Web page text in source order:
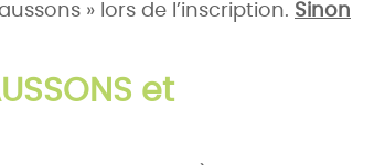
» lors de l’inscription. Sinon
et